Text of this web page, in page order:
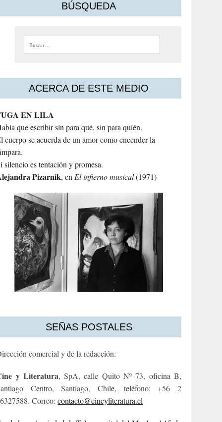
BÚSQUEDA
Buscar:
ACERCA DE ESTE MEDIO
EN LILA
que escribir sin para qué, sin para quién.
cuerpo se acuerda de un amor como encender la
silencio es tentación y promesa.
Pizarnik, enEl infierno musical(1971)
SEÑAS POSTALES
comercial y de la redacción:
y Literatura, SpA, calle Quito Nº 73, oficina B,
Centro, Santiago, Chile, teléfono: +56 2
Correo:contacto@cineyliteratura.cl